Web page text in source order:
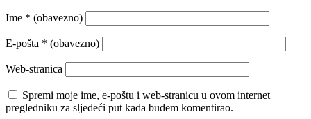
Ime * (obavezno)
E-pošta * (obavezno)
Web-stranica
Spremi moje ime, e-poštu i web-stranicu u ovom internet
pregledniku za sljedeći put kada budem komentirao.